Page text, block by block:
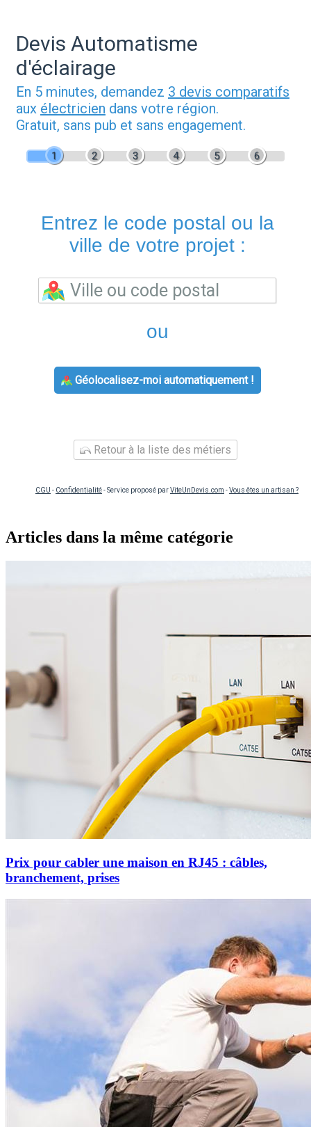
Devis Automatisme
d'éclairage
En 5 minutes, demandez 3 devis comparatifs
aux électricien dans votre région.
Gratuit, sans pub et sans engagement.
1 2 3 4 5 6
Entrez le code postal ou la
ville de votre projet :
ou
Géolocalisez-moi automatiquement !
Retour à la liste des métiers
CGU - Confidentialité- Service proposé parViteUnDevis.com -Vous êtes un artisan ?
Articles dans la même catégorie
Prix pour cabler une maison en RJ45 : câbles,
branchement, prises